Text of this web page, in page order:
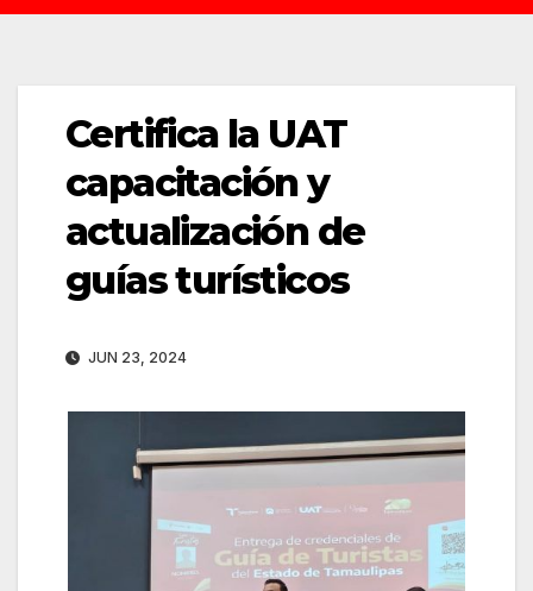
Certifica la UAT
capacitación y
actualización de
guías turísticos
JUN 23, 2024